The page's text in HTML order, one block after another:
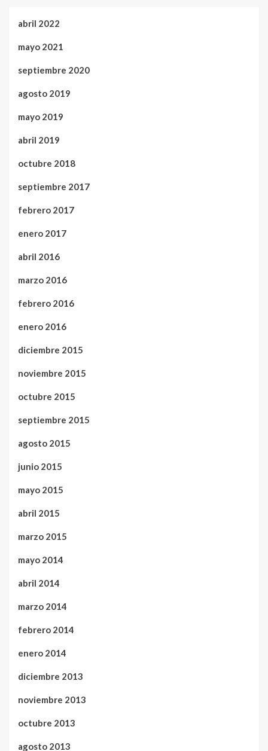
abril 2022
mayo 2021
septiembre 2020
agosto 2019
mayo 2019
abril 2019
octubre 2018
septiembre 2017
febrero 2017
enero 2017
abril 2016
marzo 2016
febrero 2016
enero 2016
diciembre 2015
noviembre 2015
octubre 2015
septiembre 2015
agosto 2015
junio 2015
mayo 2015
abril 2015
marzo 2015
mayo 2014
abril 2014
marzo 2014
febrero 2014
enero 2014
diciembre 2013
noviembre 2013
octubre 2013
agosto 2013